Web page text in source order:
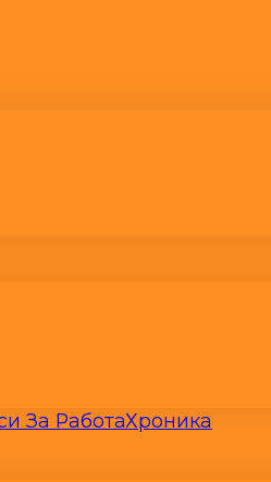
За РаботаХроника